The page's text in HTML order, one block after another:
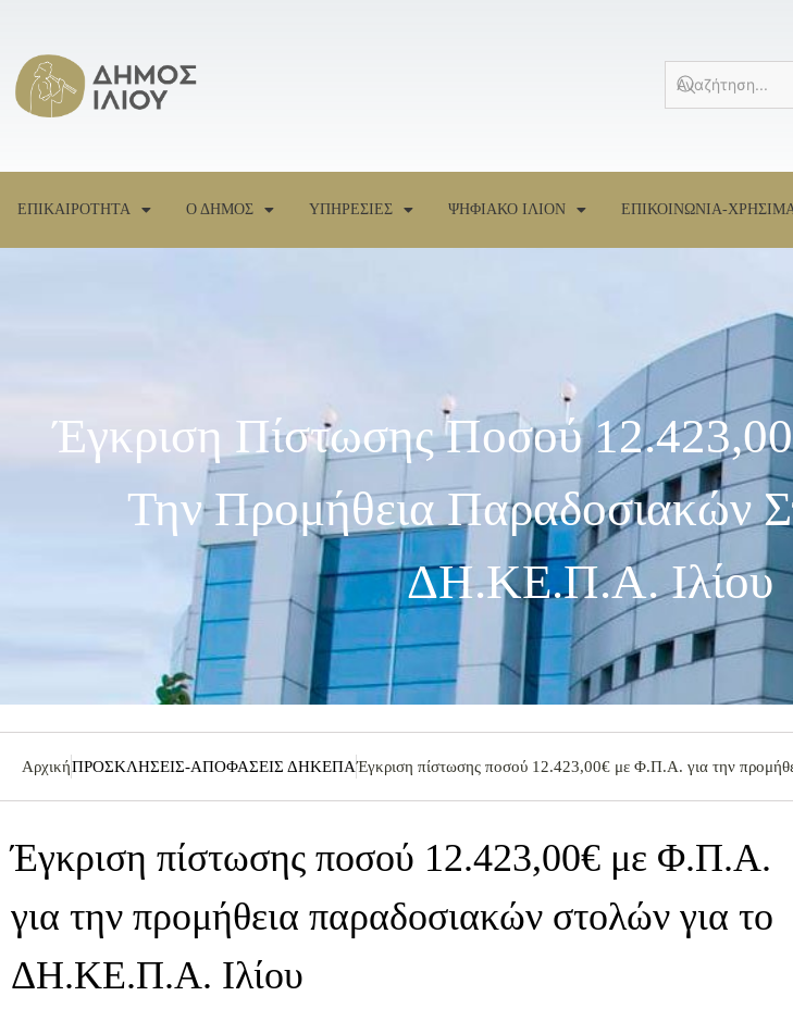
ΕΠΙΚΑΙΡΟΤΗΤΑ Ο ΔΗΜΟΣ ΥΠΗΡΕΣΙΕΣ ΨΗΦΙΑΚΟ ΙΛΙΟΝ ΕΠΙΚΟΙΝΩΝΙΑ-
Έγκριση Πίστωσης Ποσού
Την Προμήθεια Παραδοσιακών
ΔΗ.ΚΕ.Π.Α. Ιλίου
ΑρχικήΠΡΟΣΚΛΗΣΕΙΣ-ΑΠΟΦΑΣΕΙΣ ΔΗΚΕΠΑΈγκριση πίστωσης ποσού 12.423,00€ με Φ.Π.Α. για την
Έγκριση πίστωσης ποσού 12.423,00€ με Φ.Π.Α.
για την προμήθεια παραδοσιακών στολών για το
ΔΗ.ΚΕ.Π.Α. Ιλίου